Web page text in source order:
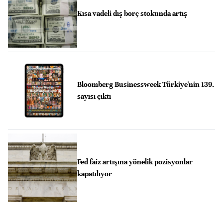
Kısa vadeli dış borç stokunda artış
Bloomberg Businessweek Türkiye'nin 139.
sayısı çıktı
Fed faiz artışına yönelik pozisyonlar
kapatılıyor